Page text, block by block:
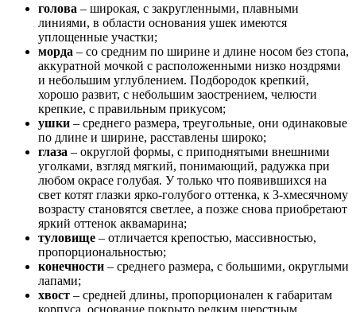
голова – широкая, с закругленными, плавными
линиями, в области основания ушек имеются
уплощенные участки;
морда – со средним по ширине и длине носом без стопа,
аккуратной мочкой с расположенными низко ноздрями
и небольшим углублением. Подбородок крепкий,
хорошо развит, с небольшим заострением, челюсти
крепкие, с правильным прикусом;
ушки – среднего размера, треугольные, они одинаковые
по длине и ширине, расставлены широко;
глаза – округлой формы, с приподнятыми внешними
уголками, взгляд мягкий, понимающий, радужка при
любом окрасе голубая. У только что появившихся на
свет котят глазки ярко-голубого оттенка, к 3-хмесячному
возрасту становятся светлее, а позже снова приобретают
яркий оттенок аквамарина;
туловище – отличается крепостью, массивностью,
пропорциональностью;
конечности – среднего размера, с большими, округлыми
лапами;
хвост – средней длины, пропорционален к габаритам
корпуса, основание покрыто редким шерстным